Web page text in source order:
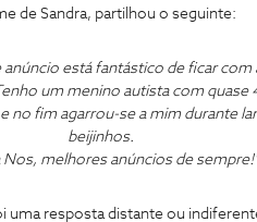
de Sandra, partilhou o seguinte:
está fantástico de ficar
um menino autista com quase
no fim agarrou-se a mim durante
beijinhos.
Nos, melhores anúncios de sempre!"
uma resposta distante ou